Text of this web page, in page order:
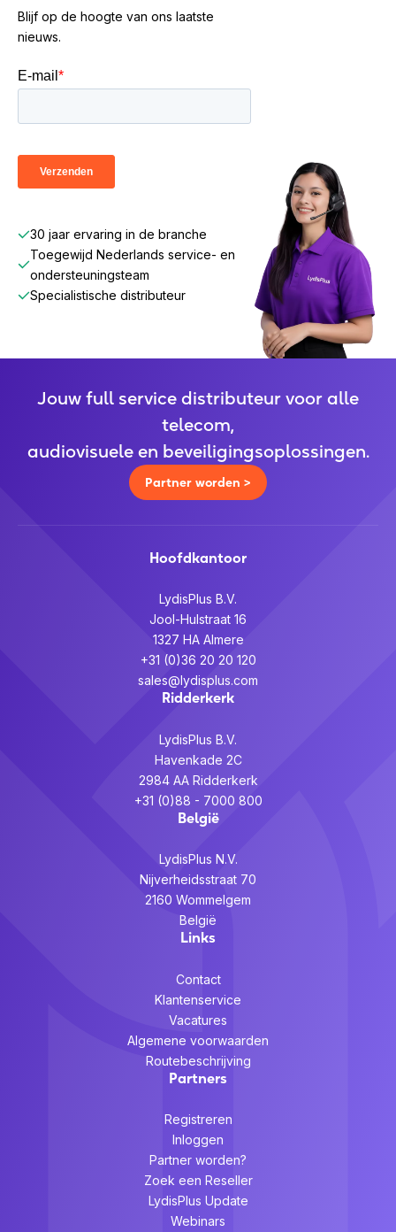
Blijf op de hoogte van ons laatste
nieuws.
30 jaar ervaring in de branche
Toegewijd Nederlands service- en
ondersteuningsteam
Specialistische distributeur
Jouw full service distributeur voor alle
telecom,
audiovisuele en beveiligingsoplossingen.
Partner worden >
Hoofdkantoor
LydisPlus B.V.
Jool-Hulstraat 16
1327 HA Almere
+31 (0)36 20 20 120
sales@lydisplus.com
Ridderkerk
LydisPlus B.V.
Havenkade 2C
2984 AA Ridderkerk
+31 (0)88 - 7000 800
België
LydisPlus N.V.
Nijverheidsstraat 70
2160 Wommelgem
België
Links
Contact
Klantenservice
Vacatures
Algemene voorwaarden
Routebeschrijving
Partners
Registreren
Inloggen
Partner worden?
Zoek een Reseller
LydisPlus Update
Webinars